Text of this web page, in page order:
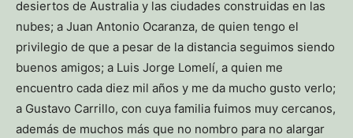
desiertos de Australia y las ciudades construidas en las
nubes; a Juan Antonio Ocaranza, de quien tengo el
privilegio de que a pesar de la distancia seguimos siendo
buenos amigos; a Luis Jorge Lomelí, a quien me
encuentro cada diez mil años y me da mucho gusto verlo;
a Gustavo Carrillo, con cuya familia fuimos muy cercanos,
además de muchos más que no nombro para no alargar